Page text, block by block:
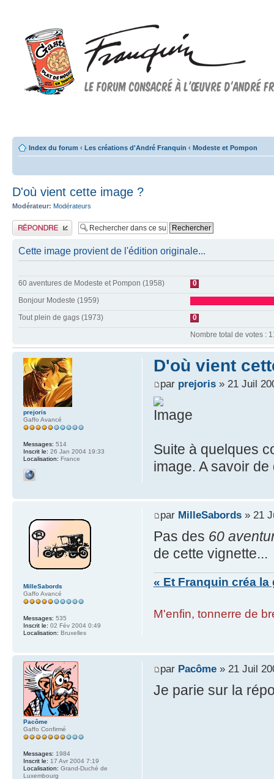
Index du forum ‹ Les créations d'André Franquin ‹ Modeste et Pompon
D'où vient cette image ?
Modérateur: Modérateurs
Publier une réponse
Cette image provient de l'édition originale...
60 aventures de Modeste et Pompon (1958)
0
Bonjour Modeste (1959)
Tout plein de gags (1973)
0
Nombre total de votes :
D'où vient
par prejoris» 21 Juil
Suite à quelques
image. A savoir
prejoris
Gaffo Avancé
Messages: 514
Inscrit le: 26 Jan 2004 19:33
Localisation: France
par MilleSabords» 21
Pas des 60
de cette vignette...
« Et Franquin créa la
M'enfin, tonnerre de
MilleSabords
Gaffo Avancé
Messages: 535
Inscrit le: 02 Fév 2004 0:49
Localisation: Bruxelles
par Pacôme» 21 Juil
Je parie sur la
Pacôme
Gaffo Confirmé
Messages: 1984
Inscrit le: 17 Avr 2004 7:19
Localisation: Grand-Duché de
Luxembourg